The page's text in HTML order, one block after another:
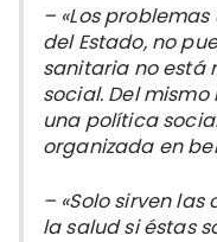
– «Los
del Estado, no
sanitaria no está
social. Del
una política
organizada en
– «Solo sirven
la salud si éstas